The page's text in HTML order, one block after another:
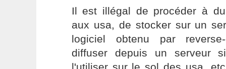
Il est illégal de procéder à du
aux usa, de stocker sur un
logiciel obtenu par
diffuser depuis un serveur